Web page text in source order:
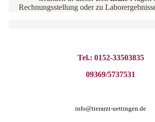
Rechnungsstellung oder zu
Tel.: 0152-33503835
09369/5737531
info@tierarzt-uettingen.de